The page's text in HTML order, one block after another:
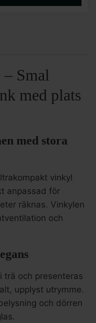
Smal
med plats
med stora
vinkyl
anpassad för
räknas. Vinkylen
och
trä och presenteras
upplyst utrymme.
och dörren